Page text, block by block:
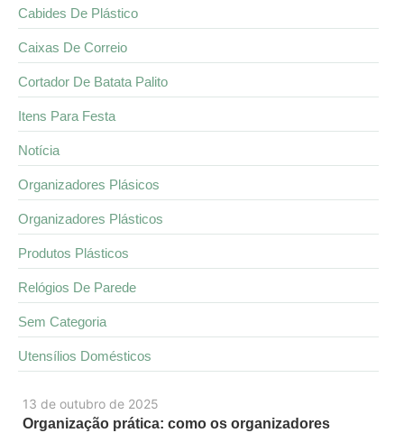
13 de outubro de 2025
Organização prática: como os organizadores
Cabides De Plástico
Caixas De Correio
Cortador De Batata Palito
Itens Para Festa
Notícia
Organizadores Plásicos
Organizadores Plásticos
Produtos Plásticos
Relógios De Parede
Sem Categoria
Utensílios Domésticos